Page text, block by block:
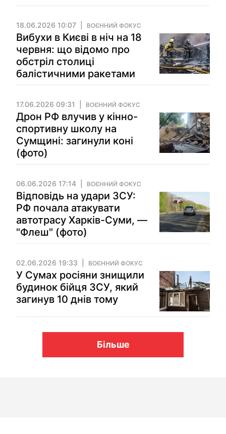
18.06.2026 10:07 ВОЄННИЙ ФОКУС
Вибухи в Києві в ніч на 18
червня: що відомо про
обстріл столиці
балістичними ракетами
17.06.2026 09:31 ВОЄННИЙ ФОКУС
Дрон РФ влучив у кінно-
спортивну школу на
Сумщині: загинули коні
(фото)
06.06.2026 17:14 ВОЄННИЙ ФОКУС
Відповідь на удари ЗСУ:
РФ почала атакувати
автотрасу Харків-Суми, —
"Флеш" (фото)
02.06.2026 19:33 ВОЄННИЙ ФОКУС
У Сумах росіяни знищили
будинок бійця ЗСУ, який
загинув 10 днів тому
Більше